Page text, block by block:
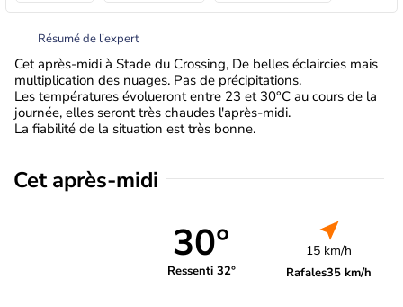
Résumé de l’expert
Cet après-midi à Stade du Crossing, De belles éclaircies mais
multiplication des nuages. Pas de précipitations.
Les températures évolueront entre 23 et 30°C au cours de la
journée, elles seront très chaudes l'après-midi.
La fiabilité de la situation est très bonne.
Cet après-midi
30°
Ressenti 32°
15 km/h
Rafales35 km/h